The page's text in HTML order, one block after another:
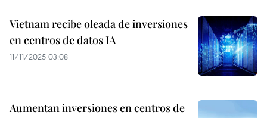
Vietnam recibe oleada de inversiones
en centros de datos IA
11/11/2025 03:08
Aumentan inversiones en centros de